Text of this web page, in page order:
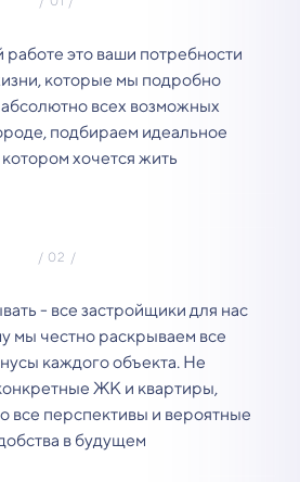
работе это ваши потребности
которые мы подробно
абсолютно всех возможных
подбираем идеальное
котором хочется жить
- все застройщики для нас
мы честно раскрываем все
каждого объекта. Не
ЖК и квартиры,
все перспективы и вероятные
в будущем